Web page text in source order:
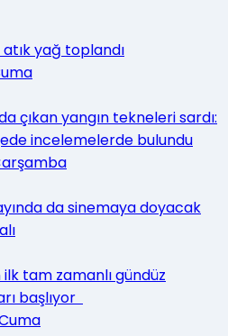
yağ toplandı
çıkan yangın tekneleri sardı:
incelemelerde bulundu
da sinemaya doyacak
tam zamanlı gündüz
başlıyor